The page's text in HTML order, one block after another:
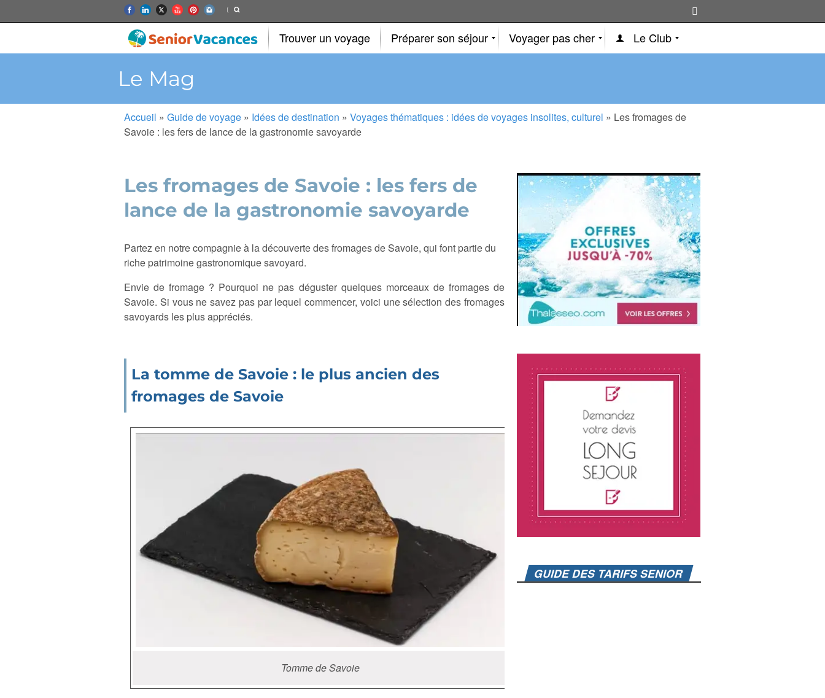
Trouver un voyage Préparer son séjour Voyager pas cher Le Club
Le Mag
Accueil » Guide de voyage » Idées de destination » Voyages thématiques : idées de voyages insolites, culturel » Les fromages de
Savoie : les fers de lance de la gastronomie savoyarde
Les fromages de Savoie : les fers de
lance de la gastronomie savoyarde
Partez en notre compagnie à la découverte des fromages de Savoie, qui font partie du
riche patrimoine gastronomique savoyard.
Envie de fromage ? Pourquoi ne pas déguster quelques morceaux de fromages de
Savoie. Si vous ne savez pas par lequel commencer, voici une sélection des fromages
savoyards les plus appréciés.
La tomme de Savoie : le plus ancien des
fromages de Savoie
Tomme de Savoie
GUIDE DES TARIFS SENIOR